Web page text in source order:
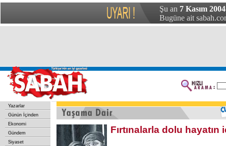
Şu an 7 Kasım
Bugüne ait
Yazarlar
Günün İçinden
Ekonomi
Gündem
Siyaset
Fırtınalarla dolu hayatın